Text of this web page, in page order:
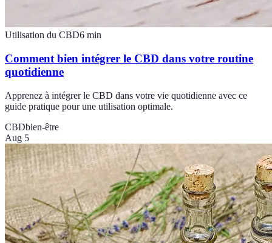
Utilisation du CBD6 min
Comment bien intégrer le CBD dans votre routine
quotidienne
Apprenez à intégrer le CBD dans votre vie quotidienne avec ce
guide pratique pour une utilisation optimale.
CBDbien-être
Aug 5